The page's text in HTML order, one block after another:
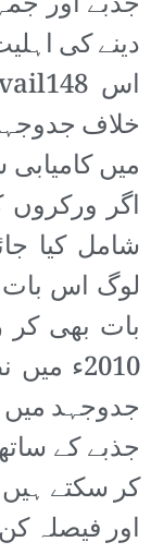
دینے کی
خلاف
میں
اگر
شامل کیا
لوگ اس
بات بھی کر
2010ء
جدوجہد
جذبے کے
کر سکتے
اور فیصلہ